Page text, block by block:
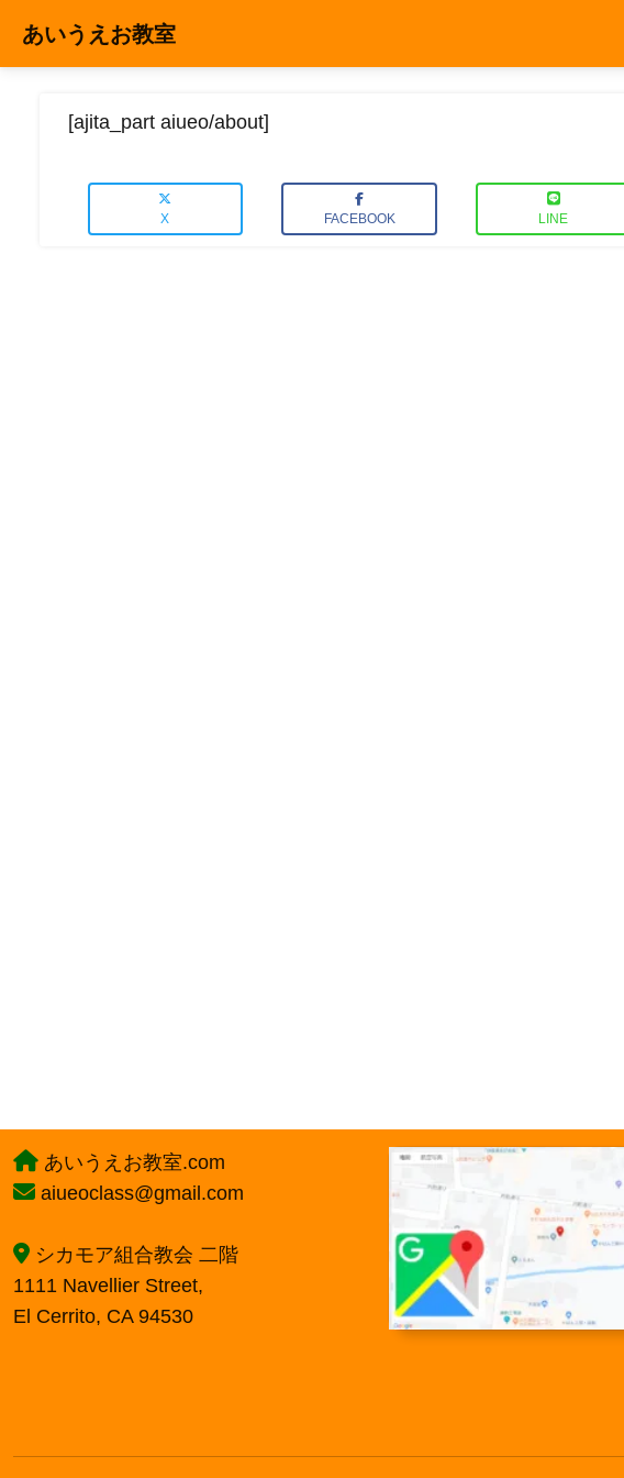
Main
あいうえお教室
[ajita_part aiueo/about]
X FACEBOOK LINE
あいうえお教室.com
aiueoclass@gmail.com
シカモア組合教会 二階
1111 Navellier Street,
El Cerrito, CA 94530